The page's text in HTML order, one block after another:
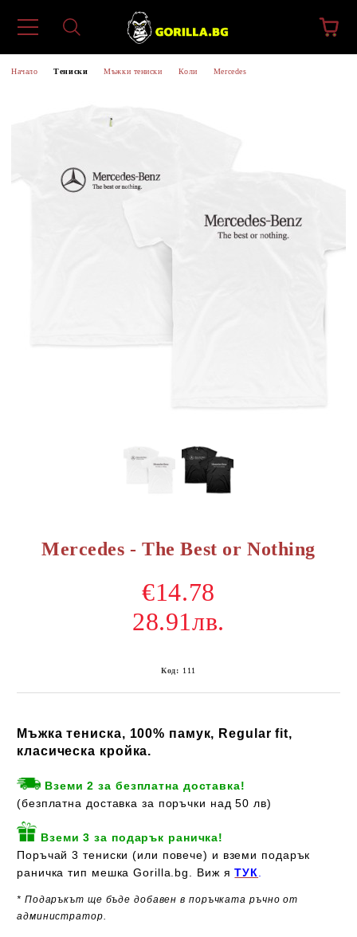
Начало Тениски Мъжки тениски Коли Mercedes
Mercedes - The Best or Nothing
€14.78
28.91лв.
Код: 111
Мъжка тениска, 100% памук, Regular fit,
класическа кройка.
Вземи 2 за безплатна доставка!
(безплатна доставка за поръчки над 50 лв)
Вземи 3 за подарък раничка!
Поръчай 3 тениски (или повече) и вземи подарък
раничка тип мешка Gorilla.bg. Виж яТУК
* Подаръкът ще бъде добавен в поръчката ръчно от
администратор.